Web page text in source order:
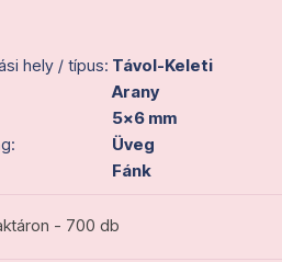
hely / típus: Távol-Keleti
Arany
5x6 mm
Üveg
Fánk
- 700 db